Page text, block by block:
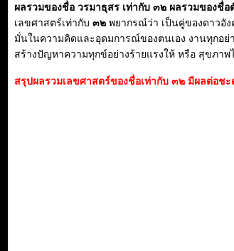
ผลรวมของชื่อ วรมาธุสร เท่ากับ ๓๒ ผลรวมของชื่
เลขศาสตร์เท่ากับ ๓๒ พยากรณ์ว่า เป็นคู่ของดาวอั
มั่นในความคิดและอุดมการณ์ของตนเอง งานทุกอย่
สร้างปัญหาความทุกข์อย่างร้ายแรงให้ หรือ สุขภา
สรุปผลรวมเลขศาสตร์ของชื่อเท่ากับ ๓๒ มีผลต่อช